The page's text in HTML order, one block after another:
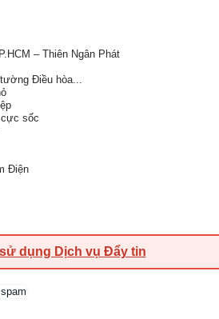
– Thiên Ngân Phát
Điều hòa...
sốc
Điện
dụng Dịch vụ Đẩy tin